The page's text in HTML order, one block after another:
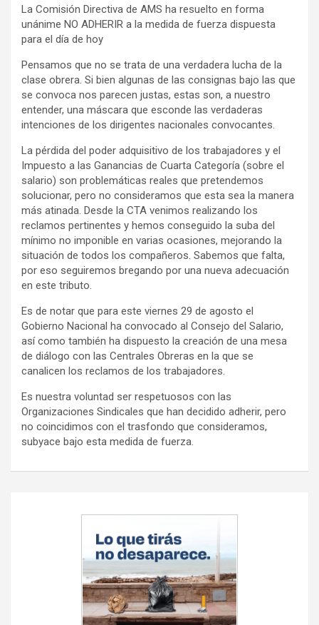
ce
b
o
o
k
se
n
g
er
tt at
A
p
p
e
a
m
ail tF
e
n
dl
y
La Comisión Directiva de AMS ha resuelto en forma
unánime NO ADHERIR a la medida de fuerza dispuesta
para el día de hoy
Pensamos que no se trata de una verdadera lucha de la
clase obrera. Si bien algunas de las consignas bajo las que
se convoca nos parecen justas, estas son, a nuestro
entender, una máscara que esconde las verdaderas
intenciones de los dirigentes nacionales convocantes.
La pérdida del poder adquisitivo de los trabajadores y el
Impuesto a las Ganancias de Cuarta Categoría (sobre el
salario) son problemáticas reales que pretendemos
solucionar, pero no consideramos que esta sea la manera
más atinada. Desde la CTA venimos realizando los
reclamos pertinentes y hemos conseguido la suba del
mínimo no imponible en varias ocasiones, mejorando la
situación de todos los compañeros. Sabemos que falta,
por eso seguiremos bregando por una nueva adecuación
en este tributo.
Es de notar que para este viernes 29 de agosto el
Gobierno Nacional ha convocado al Consejo del Salario,
así como también ha dispuesto la creación de una mesa
de diálogo con las Centrales Obreras en la que se
canalicen los reclamos de los trabajadores.
Es nuestra voluntad ser respetuosos con las
Organizaciones Sindicales que han decidido adherir, pero
no coincidimos con el trasfondo que consideramos,
subyace bajo esta medida de fuerza.